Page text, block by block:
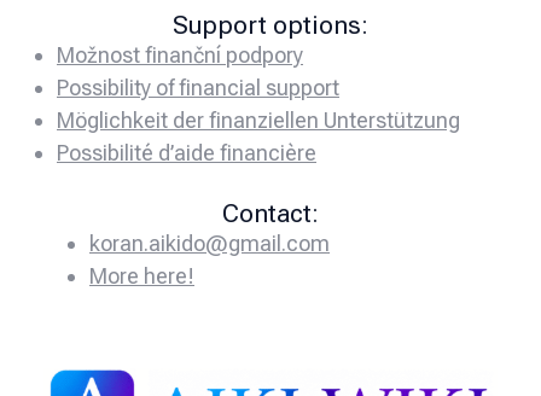
Support options:
Možnost finanční podpory
Possibility of financial support
Möglichkeit der finanziellen Unterstützung
Possibilité d’aide financière
Contact:
koran.aikido@gmail.com
More here!